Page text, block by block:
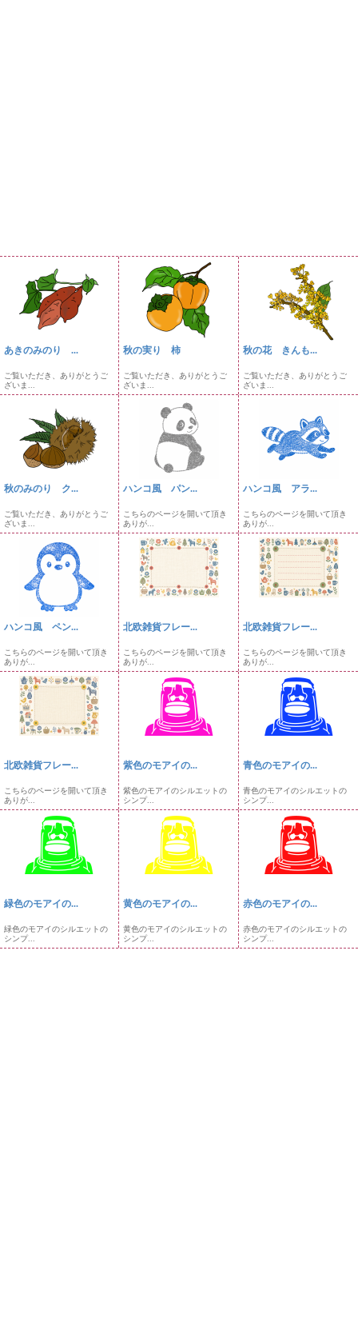
あきのみのり ...
ご覧いただき、ありがとうご
ざいま...
秋の実り 柿
ご覧いただき、ありがとうご
ざいま...
秋の花 きんも...
ご覧いただき、ありがとうご
ざいま...
秋のみのり ク...
ご覧いただき、ありがとうご
ざいま...
ハンコ風 パン...
こちらのページを開いて頂き
ありが...
ハンコ風 アラ...
こちらのページを開いて頂き
ありが...
ハンコ風 ペン...
こちらのページを開いて頂き
ありが...
北欧雑貨フレー...
こちらのページを開いて頂き
ありが...
北欧雑貨フレー...
こちらのページを開いて頂き
ありが...
北欧雑貨フレー...
こちらのページを開いて頂き
ありが...
紫色のモアイの...
紫色のモアイのシルエットの
シンプ...
青色のモアイの...
青色のモアイのシルエットの
シンプ...
緑色のモアイの...
緑色のモアイのシルエットの
シンプ...
黄色のモアイの...
黄色のモアイのシルエットの
シンプ...
赤色のモアイの...
赤色のモアイのシルエットの
シンプ...